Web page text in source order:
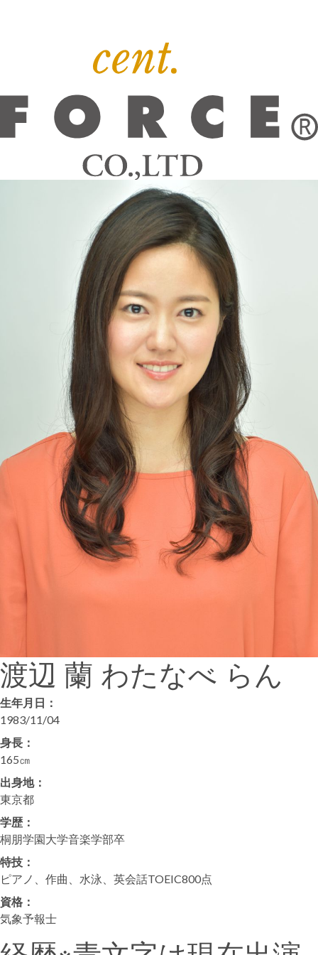
渡辺 蘭 わたなべ らん
生年月日：
1983/11/04
身長：
165㎝
出身地：
東京都
学歴：
桐朋学園大学音楽学部卒
特技：
ピアノ、作曲、水泳、英会話TOEIC800点
資格：
気象予報士